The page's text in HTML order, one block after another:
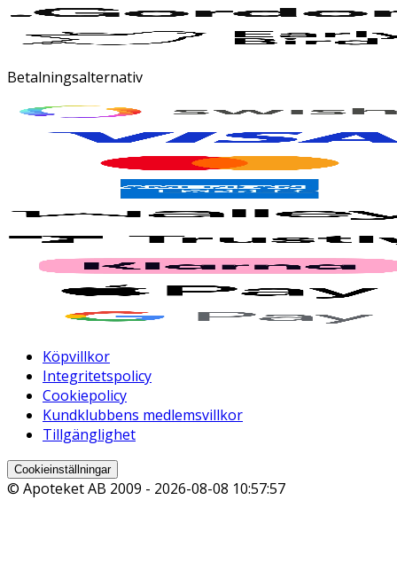
Betalningsalternativ
Köpvillkor
Integritetspolicy
Cookiepolicy
Kundklubbens medlemsvillkor
Tillgänglighet
Cookieinställningar
© Apoteket AB 2009 - 2026-08-08 10:57:57